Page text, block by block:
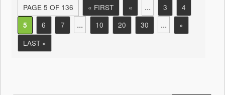
PAGE 5 OF 136 « FIRST « ... 3 4
5 6 7 ... 10 20 30 ...
»
LAST »